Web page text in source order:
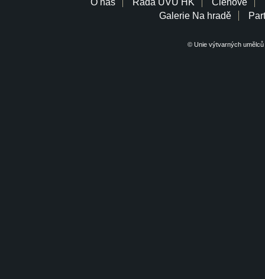
Galerie Na hradě
© Unie výtvarných